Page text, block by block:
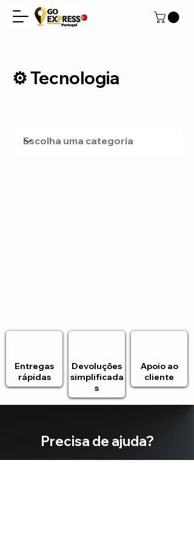
⚙️ Tecnologia
Entregas
rápidas
Devoluções
simplificada
s
Apoio ao
cliente
Precisa de ajuda?